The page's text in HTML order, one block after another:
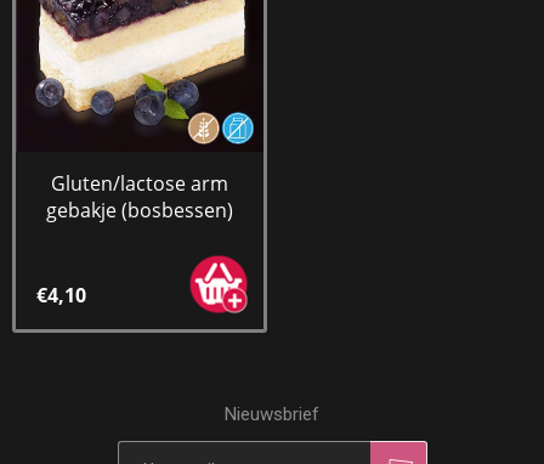
Gluten/lactose arm
gebakje (bosbessen)
€4,10
Nieuwsbrief